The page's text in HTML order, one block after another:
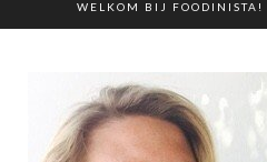
WELKOM BIJ FOODINISTA!